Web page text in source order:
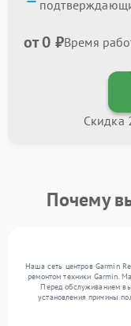
от 0 ₽Время
Скидка
Почему
Наша сеть центров Garmin
ремонтом техники Garmin.
Перед обслуживанием
установления причины
необходимых работ и цену.
с заменой